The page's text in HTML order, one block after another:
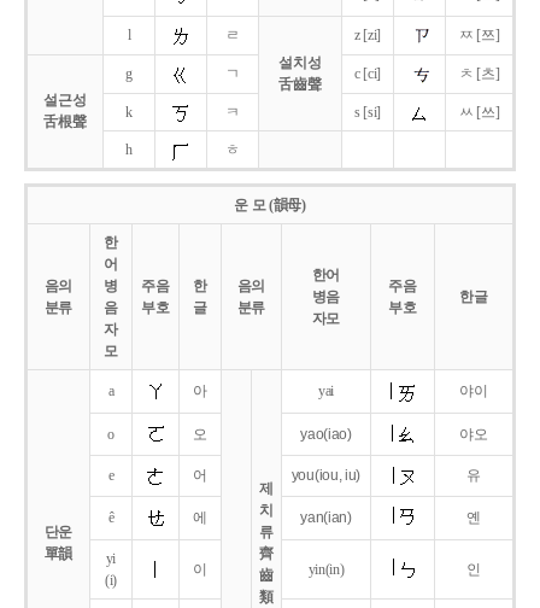
l
ㄹ
설치성
舌齒聲
z [zi] ㅉ [쯔]
설근성
舌根聲
g ㄱ c [ci] ㅊ [츠]
k ㅋ s [si] ㅆ [쓰]
h ㅎ
운 모 (韻母)
음의
분류
한
어
병
음
자
모
주음
부호
한
글
음의
분류
한어
병음
자모
주음
부호
한글
단운
單韻
a 아
제
치
류
齊
齒
類
yai 야이
o 오 yao(iao) 야오
e 어 you(iou,iu) 유
ê 에 yan(ian) 옌
yi
(i)
이 yin(in) 인